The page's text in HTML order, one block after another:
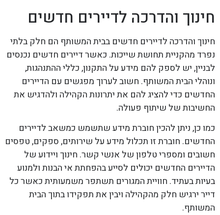
חינוך והדרכה לדיירים חדשים
חינוך והדרכה לדיירים חדשים בבית המשותף הם חלק בלתי
נפרד מהקניית תחושת שייכות. כאשר דיירים חדשים נכנסים
לבניין, יש לספק להם מידע על התקנון, כללי ההתנהגות,
ונוהלי הבית המשותף. חשוב לערוך מפגשים עם הדיירים
החדשים כדי להציג להם את יתרונות הקהילה ולהדגיש את
החשיבות של שיתוף פעולה.
כמו כן, ניתן להכין חוברת מידע שתשמש כמשאב לדיירים
החדשים. חוברת זו תכלול מידע על שירותים, ספקים, טפסים
חשובים ומספרי טלפון של אנשי קשר. חינוך ויידוע של
הדיירים החדשים יכולים לסייע בהפחתת אי הבנות ולמנוע
בעיות בעתיד. חוויית המגורים תשתפר משמעותית כאשר כל
דייר ירגיש חלק מהקהילה ויבין את תפקידו בתוך הבית
המשותף.